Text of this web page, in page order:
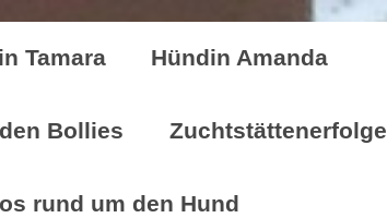
Tamara Hündin Amanda
Bollies Zuchtstättenerfolge
rund um den Hund